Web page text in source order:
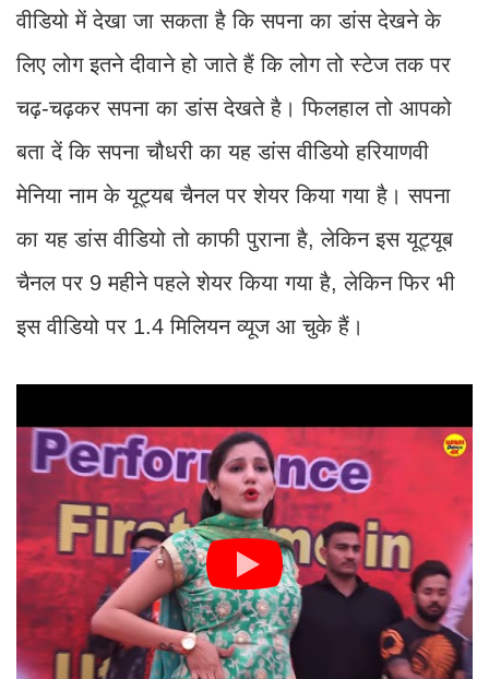
वीडियो में देखा जा सकता है कि सपना का डांस देखने के
लिए लोग इतने दीवाने हो जाते हैं कि लोग तो स्टेज तक पर
चढ़-चढ़कर सपना का डांस देखते है। फिलहाल तो आपको
बता दें कि सपना चौधरी का यह डांस वीडियो हरियाणवी
मेनिया नाम के यूट्यब चैनल पर शेयर किया गया है। सपना
का यह डांस वीडियो तो काफी पुराना है, लेकिन इस यूट्यूब
चैनल पर 9 महीने पहले शेयर किया गया है, लेकिन फिर भी
इस वीडियो पर 1.4 मिलियन व्यूज आ चुके हैं।